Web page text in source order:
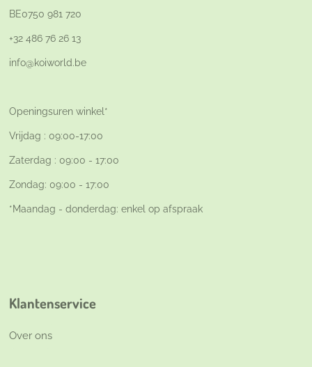
BE0750 981 720
+32 486 76 26 13
info@koiworld.be
Openingsuren winkel*
Vrijdag : 09:00-17:00
Zaterdag : 09:00 - 17:00
Zondag: 09:00 - 17:00
*Maandag - donderdag: enkel op afspraak
Klantenservice
Over ons